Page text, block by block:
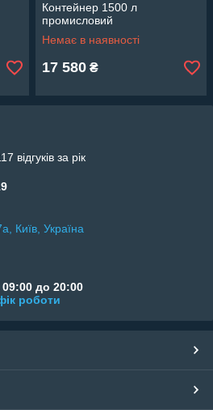
Контейнер 1500 л
промисловий
Немає в наявності
17 580 ₴
відгуків за рік
Київ, Україна
до 20:00
роботи